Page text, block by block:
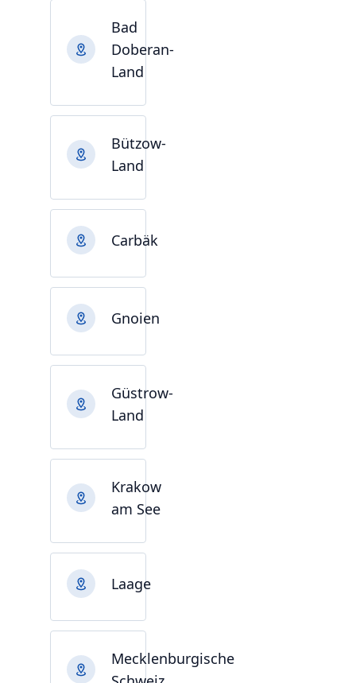
Bad
Doberan-
Land
Bützow-
Land
Carbäk
Gnoien
Güstrow-
Land
Krakow
am See
Laage
Mecklenburgische